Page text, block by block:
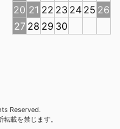
20 21 22 23 24 25 26
27 28 29 30
Reserved.
載を禁じます。